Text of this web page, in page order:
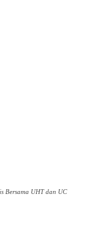
Bersama UHT dan UC